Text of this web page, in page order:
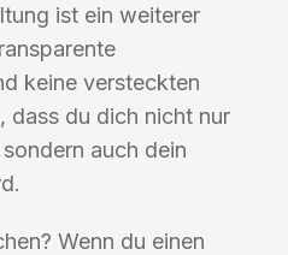
ist ein weiterer
keine versteckten
dass du dich nicht nur
auch dein
Wenn du einen